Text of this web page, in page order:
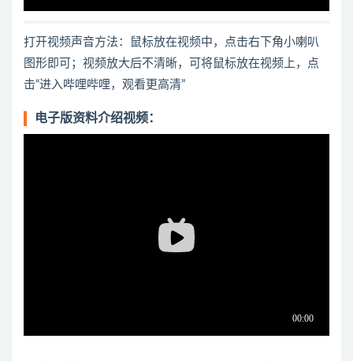
打开视频声音方法：鼠标放在视频中，点击右下角小喇叭
图形即可；视频放大后不清晰，可将鼠标放在视频上，点
击“进入哔哩哔哩，观看更高清”
电子版资料介绍视频：